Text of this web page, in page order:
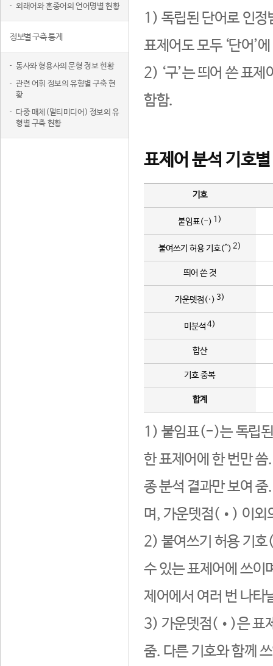
외래어와 혼종어의 언어명별 현황
정보별 구축 통계
동사와 형용사의 문형 정보 현황
관련 어휘 정보의 유형별 구축 현
황
다중 매체(멀티미디어) 정보의 유
형별 구축 현황
1) 독립된 단어로 인정
표제어도 모두 ‘단어’
2) ‘구’는 띄어 쓴 표
함함.
표제어 분석 기호
기호
붙임표(-) 1)
붙여쓰기 허용 기호(^) 2)
띄어 쓴 것
가운뎃점(·) 3)
미분석 4)
합산
기호 중복
합계
1) 붙임표(-)는 독립된
한 표제어에 한 번만
종 분석 결과만 보여
며, 가운뎃점(•) 이외
2) 붙여쓰기 허용 기호
수 있는 표제어에 쓰이
제어에서 여러 번 나타
3) 가운뎃점(•)은 표
줌. 다른 기호와 함께